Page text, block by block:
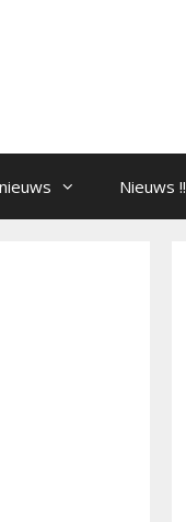
Nieuws !!